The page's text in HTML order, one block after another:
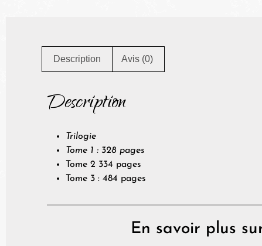
Description Avis (0)
Description
Trilogie
Tome 1 : 328 pages
Tome 2 334 pages
Tome 3 : 484 pages
En savoir plus